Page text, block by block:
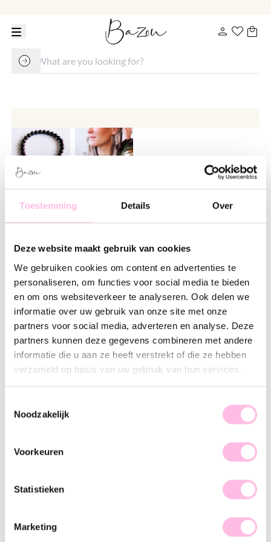
Toestemming Details Over
Deze website maakt gebruik van cookies
We gebruiken cookies om content en advertenties te
personaliseren, om functies voor social media te bieden
en om ons websiteverkeer te analyseren. Ook delen we
informatie over uw gebruik van onze site met onze
partners voor social media, adverteren en analyse. Deze
partners kunnen deze gegevens combineren met andere
informatie die u aan ze heeft verstrekt of die ze hebben
verzameld op basis van uw gebruik van hun services.
Noodzakelijk
Voorkeuren
Statistieken
Marketing
XXL beaded necklace & heart
charm - dark brown
€ 37.95
Variants:
Peach bruin
Free shipping on orders over €35
Shipping on orders over €1.95
Premium stainless steel
Description Features SKU
moment, and we can't wait to share them with you! This XXL
necklace is a must-have for your jewelry collection. Thanks
to the chunky beads and chic look, this statement necklace
complements any party outfit. Wear it solo and spice up your